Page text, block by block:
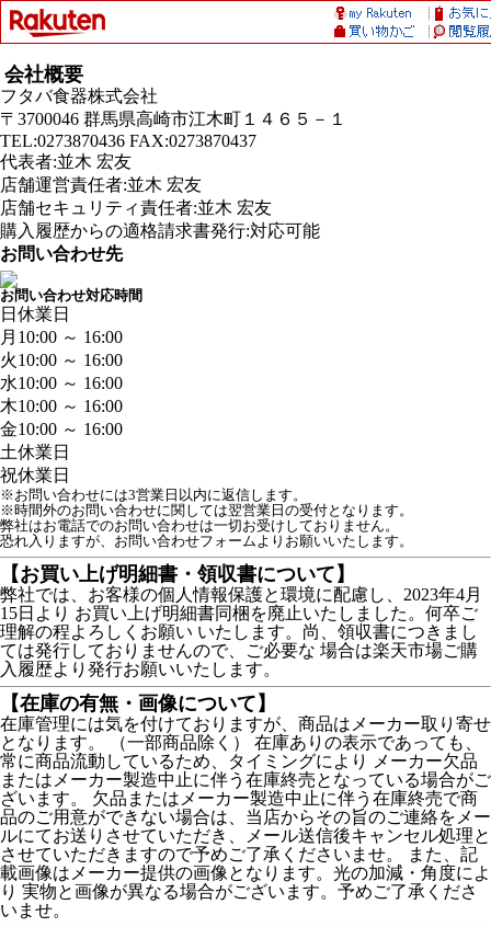
会社概要
フタバ食器株式会社
〒3700046 群馬県高崎市江木町１４６５－１
TEL:0273870436 FAX:0273870437
代表者:並木 宏友
店舗運営責任者:並木 宏友
店舗セキュリティ責任者:並木 宏友
購入履歴からの適格請求書発行:対応可能
お問い合わせ先
お問い合わせ対応時間
日 休業日
月 10:00 ～ 16:00
火10:00 ～ 16:00
水10:00 ～ 16:00
木10:00 ～ 16:00
金10:00 ～ 16:00
土休業日
祝休業日
※お問い合わせには3営業日以内に返信します。
※時間外のお問い合わせに関しては翌営業日の受付となります。
弊社はお電話でのお問い合わせは一切お受けしておりません。
恐れ入りますが、お問い合わせフォームよりお願いいたします。
【お買い上げ明細書・領収書について】
弊社では、お客様の個人情報保護と環境に配慮し、2023年4月
15日より お買い上げ明細書同梱を廃止いたしました。何卒ご
理解の程よろしくお願い いたします。尚、領収書につきまし
ては発行しておりませんので、ご必要な 場合は楽天市場ご購
入履歴より発行お願いいたします。
【在庫の有無・画像について】
在庫管理には気を付けておりますが、商品はメーカー取り寄せ
となります。 （一部商品除く） 在庫ありの表示であっても、
常に商品流動しているため、タイミングにより メーカー欠品
またはメーカー製造中止に伴う在庫終売となっている場合がご
ざいます。 欠品またはメーカー製造中止に伴う在庫終売で商
品のご用意ができない場合は、当店からその旨のご連絡をメー
ルにてお送りさせていただき、メール送信後キャンセル処理と
させていただきますので予めご了承くださいませ。 また、記
載画像はメーカー提供の画像となります。光の加減・角度によ
り 実物と画像が異なる場合がございます。予めご了承くださ
いませ。